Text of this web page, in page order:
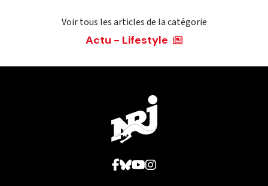
Voir tous les articles de la catégorie
Actu - Lifestyle